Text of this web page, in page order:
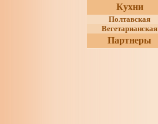
Кухни
Полтавская
Вегетарианская
Партнеры